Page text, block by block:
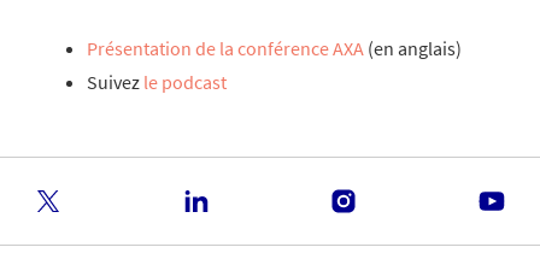
Présentation de la conférence AXA (en anglais)
Suivez le podcast